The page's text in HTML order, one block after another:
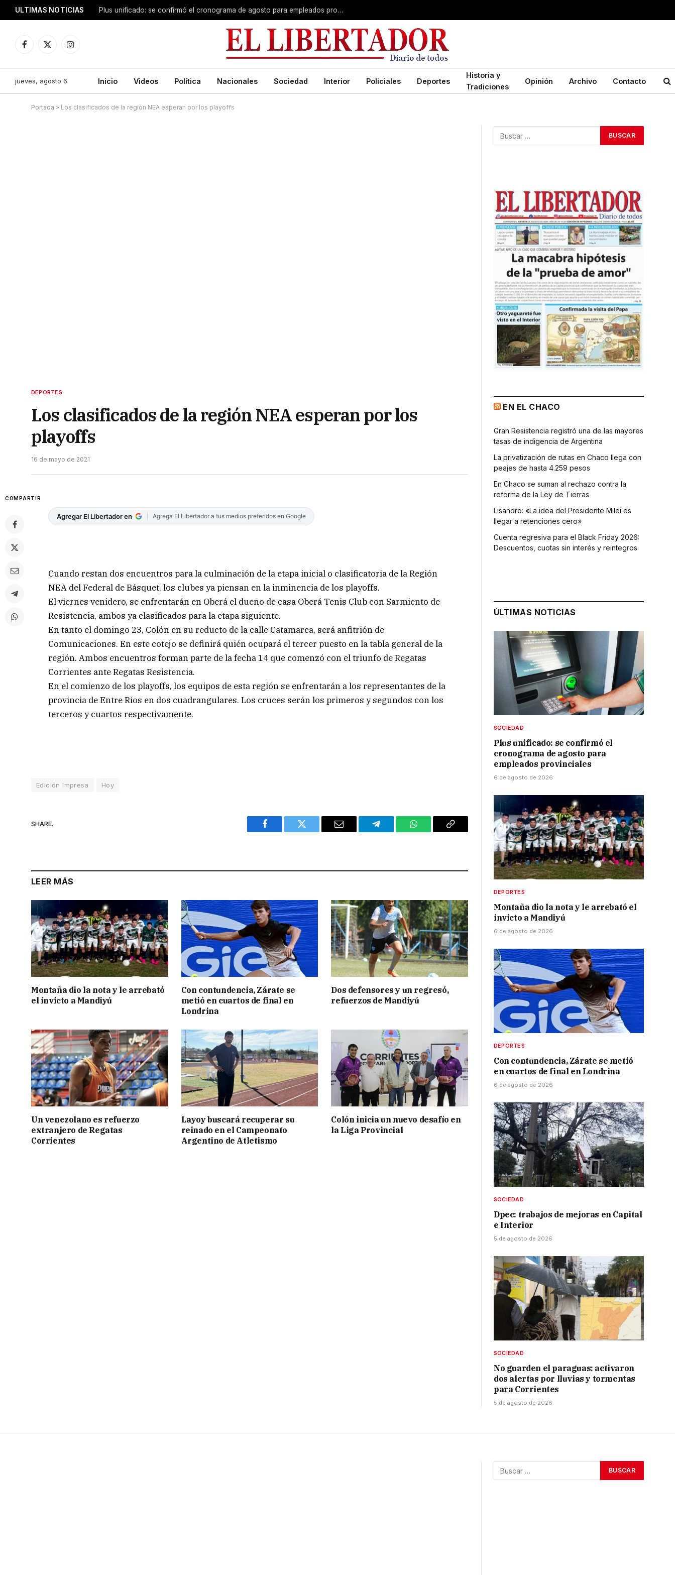
ULTIMAS NOTICIAS Plus unificado: se confirmó el cronograma de agosto para empleados provinciales
Facebook
X
Instagram
jueves, agosto 6 Inicio Videos Política Nacionales Sociedad Interior Policiales Deportes
Historia y
Tradiciones
Opinión Archivo Contacto
Portada » Los clasificados de la región NEA esperan por los playoffs
DEPORTES
Los clasificados de la región NEA esperan por los
playoffs
16 de mayo de 2021
COMPARTIR
Agregar El Libertador en Agrega El Libertador a tus medios preferidos en Google
Cuando restan dos encuentros para la culminación de la etapa inicial o clasificatoria de la Región
NEA del Federal de Básquet, los clubes ya piensan en la inminencia de los playoffs.
El viernes venidero, se enfrentarán en Oberá el dueño de casa Oberá Tenis Club con Sarmiento de
Resistencia, ambos ya clasificados para la etapa siguiente.
En tanto el domingo 23, Colón en su reducto de la calle Catamarca, será anfitrión de
Comunicaciones. En este cotejo se definirá quién ocupará el tercer puesto en la tabla general de la
región. Ambos encuentros forman parte de la fecha 14 que comenzó con el triunfo de Regatas
Corrientes ante Regatas Resistencia.
En el comienzo de los playoffs, los equipos de esta región se enfrentarán a los representantes de la
provincia de Entre Ríos en dos cuadrangulares. Los cruces serán los primeros y segundos con los
terceros y cuartos respectivamente.
Edición Impresa Hoy
SHARE.
Facebook Twitter Email Telegram WhatsAppCopy
LEER MÁS
Montaña dio la nota y le arrebató
el invicto a Mandiyú
Con contundencia, Zárate se
metió en cuartos de final en
Londrina
Dos defensores y un regresó,
refuerzos de Mandiyú
Un venezolano es refuerzo
extranjero de Regatas
Corrientes
Layoy buscará recuperar su
reinado en el Campeonato
Argentino de Atletismo
Colón inicia un nuevo desafío en
la Liga Provincial
EN EL CHACO
Gran Resistencia registró una de las mayores
tasas de indigencia de Argentina
La privatización de rutas en Chaco llega con
peajes de hasta 4.259 pesos
En Chaco se suman al rechazo contra la
reforma de la Ley de Tierras
Lisandro: «La idea del Presidente Milei es
llegar a retenciones cero»
Cuenta regresiva para el Black Friday 2026:
Descuentos, cuotas sin interés y reintegros
ÚLTIMAS NOTICIAS
SOCIEDAD
Plus unificado: se confirmó el
cronograma de agosto para
empleados provinciales
6 de agosto de 2026
DEPORTES
Montaña dio la nota y le arrebató el
invicto a Mandiyú
6 de agosto de 2026
DEPORTES
Con contundencia, Zárate se metió
en cuartos de final en Londrina
6 de agosto de 2026
SOCIEDAD
Dpec: trabajos de mejoras en Capital
e Interior
5 de agosto de 2026
SOCIEDAD
No guarden el paraguas: activaron
dos alertas por lluvias y tormentas
para Corrientes
5 de agosto de 2026